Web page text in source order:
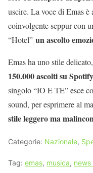
uscire. La voce di Emas
coinvolgente seppur con
“Hotel” un ascolto
Emas ha uno stile
150.000 ascolti su Spotify
singolo “IO E TE” esce
sound, per esprimere al
stile leggero ma
Categorie: Nazionale,
Tag: emas, musica, news